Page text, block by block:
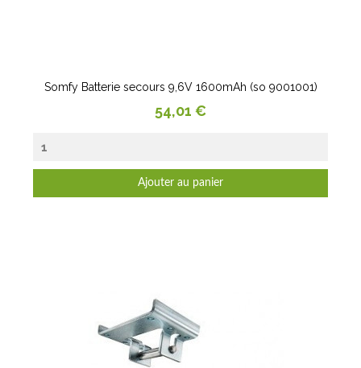
Somfy Batterie secours 9,6V 1600mAh (so 9001001)
Prix
54,01 €
Ajouter au panier